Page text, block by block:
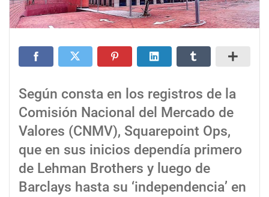
Según consta en los registros de la
Comisión Nacional del Mercado de
Valores (CNMV), Squarepoint Ops,
que en sus inicios dependía primero
de Lehman Brothers y luego de
Barclays hasta su ‘independencia’ en